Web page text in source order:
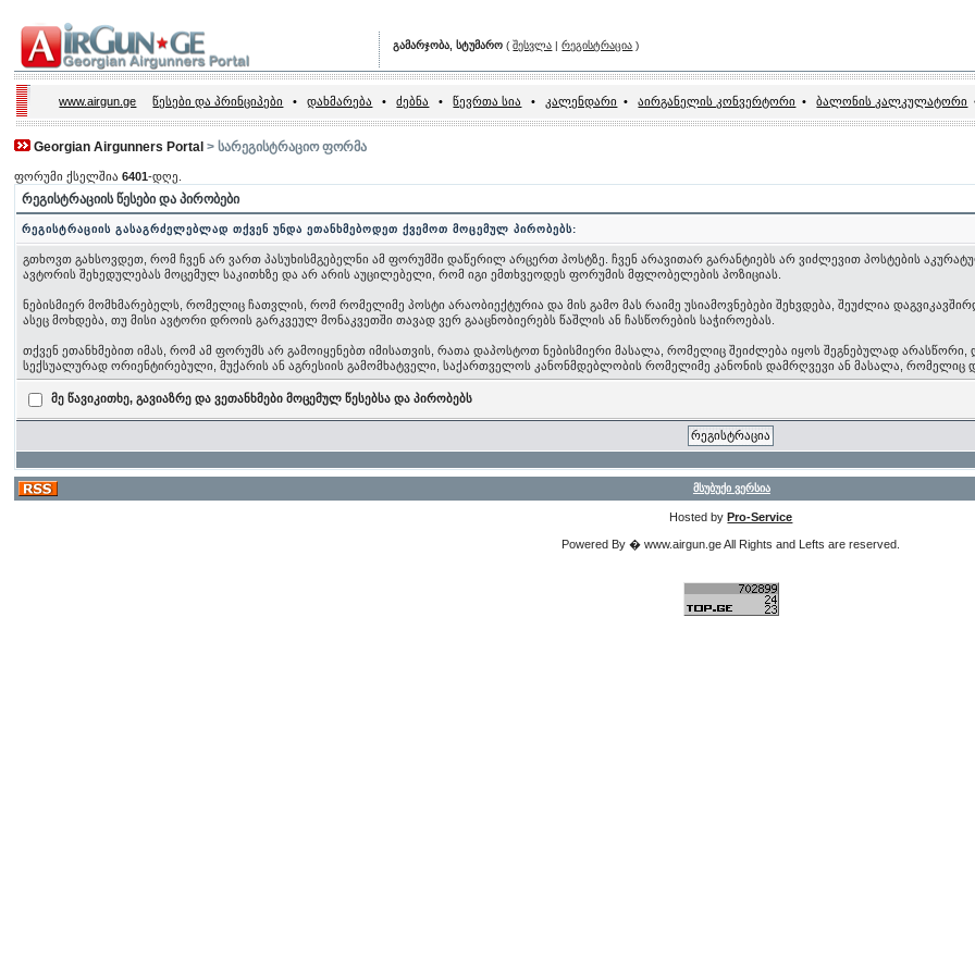
გამარჯობა, სტუმარო (შესვლა |რეგისტრაცია )
www.airgun.ge წესები და პრინციპები • დახმარება • ძებნა • წევრთა სია • კალენდარი • აირგანელის კონვერტორი • ბალონის კალკულატორი
Georgian Airgunners Portal > სარეგისტრაციო ფორმა
ფორუმი ქსელშია6401-დღე.
რეგისტრაციის წესები და პირობები
რეგისტრაციის გასაგრძელებლად თქვენ უნდა ეთანხმებოდეთ ქვემოთ მოცემულ პირობებს:
გთხოვთ გახსოვდეთ, რომ ჩვენ არ ვართ პასუხისმგებელნი ამ ფორუმში დაწერილ არცერთ პოსტზე. ჩვენ არავითარ გარანტიებს არ ვიძლევით პოსტების
ავტორის შეხედულებას მოცემულ საკითხზე და არ არის აუცილებელი, რომ იგი ემთხვეოდეს ფორუმის მფლობელების პოზიციას.
ნებისმიერ მომხმარებელს, რომელიც ჩათვლის, რომ რომელიმე პოსტი არაობიექტურია და მის გამო მას რაიმე უსიამოვნებები შეხვდება, შეუძლია
ასეც მოხდება, თუ მისი ავტორი დროის გარკვეულ მონაკვეთში თავად ვერ გააცნობიერებს წაშლის ან ჩასწორების საჭიროებას.
თქვენ ეთანხმებით იმას, რომ ამ ფორუმს არ გამოიყენებთ იმისათვის, რათა დაპოსტოთ ნებისმიერი მასალა, რომელიც შეიძლება იყოს შეგნებულად
სექსუალურად ორიენტირებული, მუქარის ან აგრესიის გამომხატველი, საქართველოს კანონმდებლობის რომელიმე კანონის დამრღვევი ან მასალა, რომელიც
მე წავიკითხე, გავიაზრე და ვეთანხმები მოცემულ წესებსა და პირობებს
მსუბუქი ვერსია
Hosted byPro-Service
Powered By � www.airgun.ge All Rights and Lefts are reserved.